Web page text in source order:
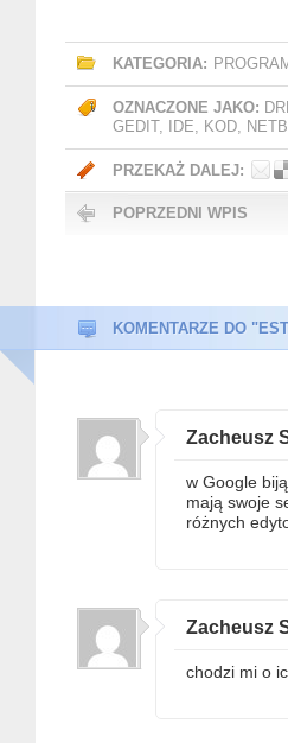
KATEGORIA:
OZNACZONE JAKO:
GEDIT, IDE, KOD,
PRZEKAŻ DALEJ:
POPRZEDNI WPIS
KOMENTARZE DO
Zacheusz
w Google
mają swoje
różnych
Zacheusz
chodzi mi o